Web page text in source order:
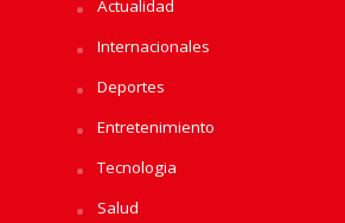
Actualidad
Internacionales
Deportes
Entretenimiento
Tecnologia
Salud